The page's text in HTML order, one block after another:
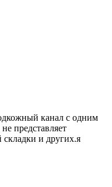
канал с одним
представляет
и других.я